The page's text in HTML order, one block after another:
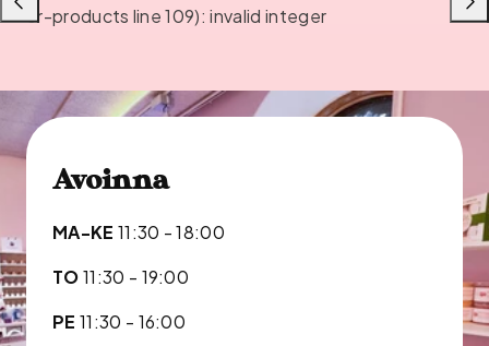
or-products line 109): invalid integer
Liu'uta
vasemmalle
Avoinna
MA-KE 11:30 - 18:00
TO11:30 - 19:00
PE 11:30 - 16:00